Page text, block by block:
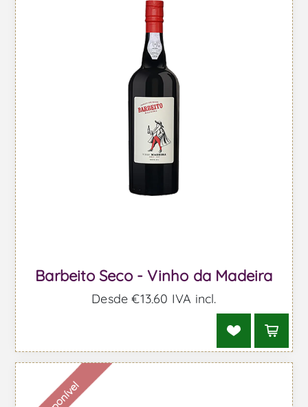
Barbeito Seco - Vinho da Madeira
Desde €13,60 IVA incl.